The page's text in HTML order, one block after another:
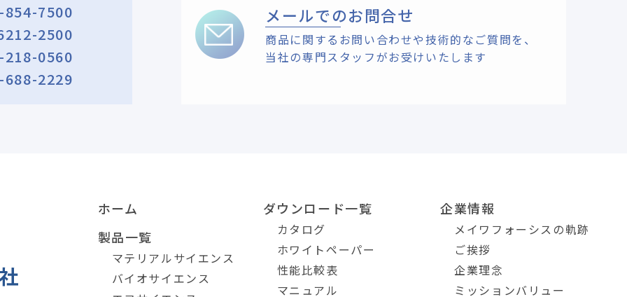
854-7500
2500
218-0560
688-2229
メールでのお問合せ
商品に関するお問い合わせや技術的なご質問を、
当社の専門スタッフがお受けいたします
ホーム
製品一覧
マテリアルサイエンス
バイオサイエンス
ダウンロード一覧
カタログ
ホワイトペーパー
性能比較表
マニュアル
企業情報
メイワフォーシスの軌跡
ご挨拶
企業理念
ミッションバリュー